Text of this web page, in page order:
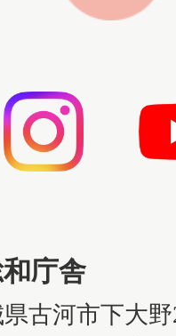
庁舎
古河市下大